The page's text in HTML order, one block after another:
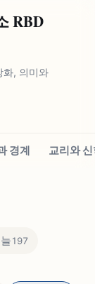
RBD
화, 의미와
경계 교리와
197